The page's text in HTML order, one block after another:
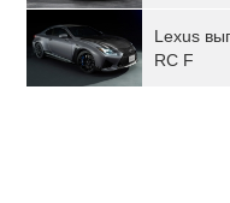
Lexus
RC F